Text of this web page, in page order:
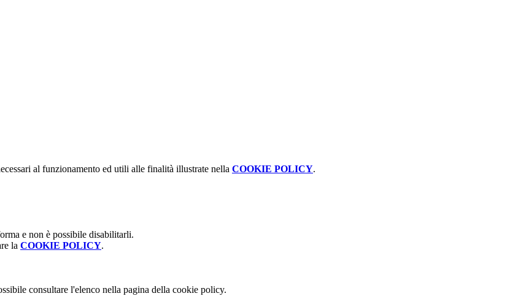
al funzionamento ed utili alle finalità illustrate nella COOKIE POLICY.
e non è possibile disabilitarli.
la COOKIE POLICY.
consultare l'elenco nella pagina della cookie policy.